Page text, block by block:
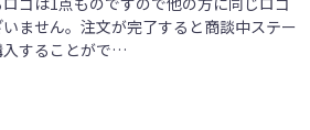
ません。注文が完了すると商談中ステー
入することがで…